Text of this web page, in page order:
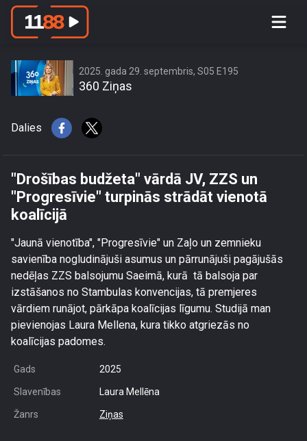
\"Drošības budžeta\" vārdā JV, ZZS un
2025. gada 29. septembris, S05 E195
360 Ziņas
Dalies
"Drošības budžeta" vārdā JV, ZZS un
"Progresīvie" turpinās strādāt vienotā
koalīcijā
"Jaunā vienotība", "Progresīvie" un Zaļo un zemnieku
savienība nogludinājuši asumus un pārrunājuši pagājušās
nedēļas ZZS balsojumu Saeimā, kurā tā balsoja par
izstāšanos no Stambulas konvencijas, tā premjeres
vārdiem runājot, pārkāpa koalīcijas līgumu. Studijā man
pievienojas Laura Mellena, kura tikko atgriezās no
koalīcijas padomes.
Gads 2025
Slavenības Laura Mellēna
Žanrs Ziņas